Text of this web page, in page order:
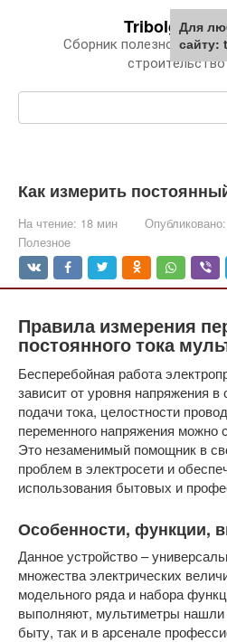
Tribolgarki.ru
Сборник полезной
строительство
Как измерить
На чтение: 18 мин Опубликовано:
Полезное
Правила измерения
постоянного тока
Бесперебойная работа
зависит от уровня напряжения в
подачи тока, целостности
переменного напряжения
Это незаменимый помощник в
проблем в электросети и
использования бытовых и
Особенности, функции,
Данное устройство –
множества электрических
модельного ряда и набора
выполняют, мультиметры нашли
быту, так и в арсенале
Для
сайту: